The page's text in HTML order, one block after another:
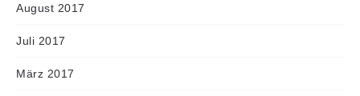
August 2017
Juli 2017
März 2017